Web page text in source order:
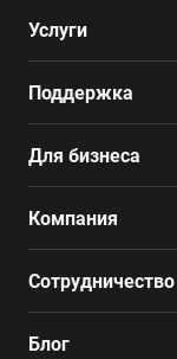
Услуги
Поддержка
Для бизнеса
Компания
Сотрудничество
Блог